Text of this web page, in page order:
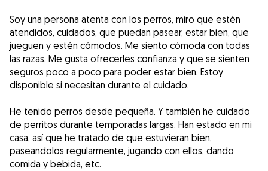
Soy una persona atenta con los perros, miro que estén
atendidos, cuidados, que puedan pasear, estar bien, que
jueguen y estén cómodos. Me siento cómoda con todas
las razas. Me gusta ofrecerles confianza y que se sienten
seguros poco a poco para poder estar bien. Estoy
disponible si necesitan durante el cuidado.
He tenido perros desde pequeña. Y también he cuidado
de perritos durante temporadas largas. Han estado en mi
casa, así que he tratado de que estuvieran bien,
paseandolos regularmente, jugando con ellos, dando
comida y bebida, etc.